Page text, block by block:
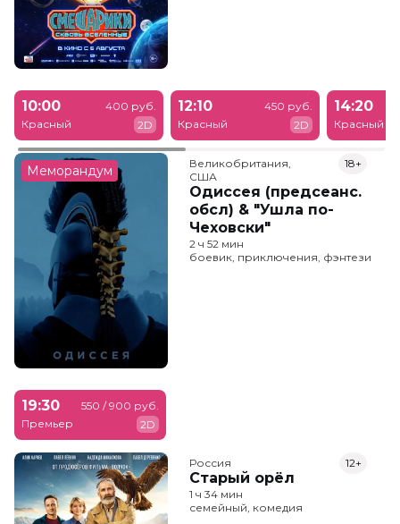
10:00
Красный
400 руб.
2D
12:10
Красный
450 руб.
2D
14:20
Красный
Меморандум
Великобритания,
США
Одиссея (предсеанс.
обсл) & "Ушла по-
Чеховски"
18+
2 ч 52 мин
боевик, приключения, фэнтези
19:30
Премьер
550 / 900 руб.
2D
Россия
Старый орёл
12+
1 ч 34 мин
семейный, комедия